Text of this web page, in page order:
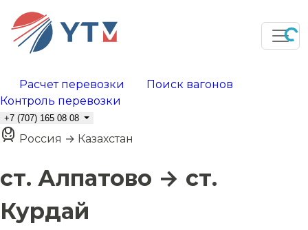
Расчет перевозки
Поиск вагонов
Контроль перевозки
+7 (707) 165 08 08
Россия → Казахстан
ст. Алпатово → ст.
Курдай